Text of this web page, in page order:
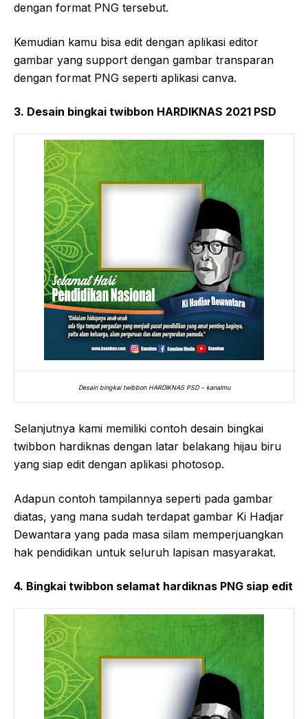
dengan format PNG tersebut.
Kemudian kamu bisa edit dengan aplikasi editor
gambar yang support dengan gambar transparan
dengan format PNG seperti aplikasi canva.
3. Desain bingkai twibbon HARDIKNAS 2021 PSD
Desain bingkai twibbon HARDIKNAS PSD – kanalmu
Selanjutnya kami memiliki contoh desain bingkai
twibbon hardiknas dengan latar belakang hijau biru
yang siap edit dengan aplikasi photosop.
Adapun contoh tampilannya seperti pada gambar
diatas, yang mana sudah terdapat gambar Ki Hadjar
Dewantara yang pada masa silam memperjuangkan
hak pendidikan untuk seluruh lapisan masyarakat.
4. Bingkai twibbon selamat hardiknas PNG siap edit